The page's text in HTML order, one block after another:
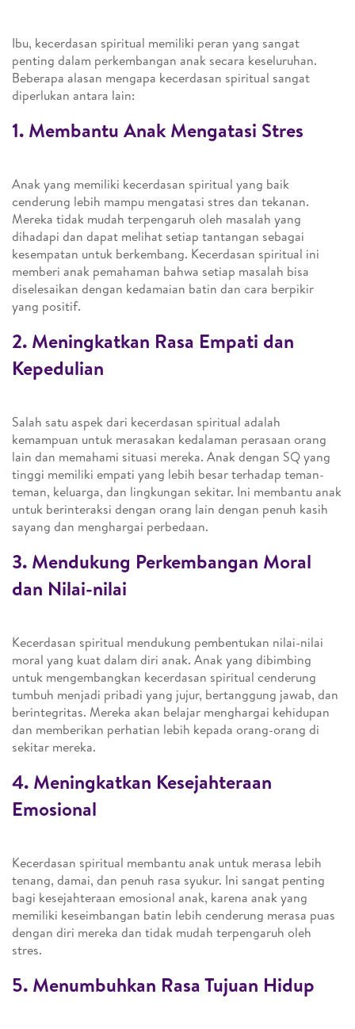
Ibu, kecerdasan spiritual memiliki peran yang sangat
penting dalam perkembangan anak secara keseluruhan.
Beberapa alasan mengapa kecerdasan spiritual sangat
diperlukan antara lain:
1. Membantu Anak Mengatasi Stres
Anak yang memiliki kecerdasan spiritual yang baik
cenderung lebih mampu mengatasi stres dan tekanan.
Mereka tidak mudah terpengaruh oleh masalah yang
dihadapi dan dapat melihat setiap tantangan sebagai
kesempatan untuk berkembang. Kecerdasan spiritual ini
memberi anak pemahaman bahwa setiap masalah bisa
diselesaikan dengan kedamaian batin dan cara berpikir
yang positif.
2. Meningkatkan Rasa Empati dan
Kepedulian
Salah satu aspek dari kecerdasan spiritual adalah
kemampuan untuk merasakan kedalaman perasaan orang
lain dan memahami situasi mereka. Anak dengan SQ yang
tinggi memiliki empati yang lebih besar terhadap teman-
teman, keluarga, dan lingkungan sekitar. Ini membantu anak
untuk berinteraksi dengan orang lain dengan penuh kasih
sayang dan menghargai perbedaan.
3. Mendukung Perkembangan Moral
dan Nilai-nilai
Kecerdasan spiritual mendukung pembentukan nilai-nilai
moral yang kuat dalam diri anak. Anak yang dibimbing
untuk mengembangkan kecerdasan spiritual cenderung
tumbuh menjadi pribadi yang jujur, bertanggung jawab, dan
berintegritas. Mereka akan belajar menghargai kehidupan
dan memberikan perhatian lebih kepada orang-orang di
sekitar mereka.
4. Meningkatkan Kesejahteraan
Emosional
Kecerdasan spiritual membantu anak untuk merasa lebih
tenang, damai, dan penuh rasa syukur. Ini sangat penting
bagi kesejahteraan emosional anak, karena anak yang
memiliki keseimbangan batin lebih cenderung merasa puas
dengan diri mereka dan tidak mudah terpengaruh oleh
stres.
5. Menumbuhkan Rasa Tujuan Hidup